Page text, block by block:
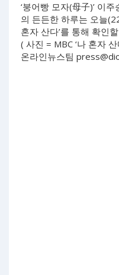
‘붕어빵 모자(母子)’ 이
의 든든한 하루는 오늘
혼자 산다’를 통해 확인
( 사진 = MBC ‘나 혼자 산
온라인뉴스팀